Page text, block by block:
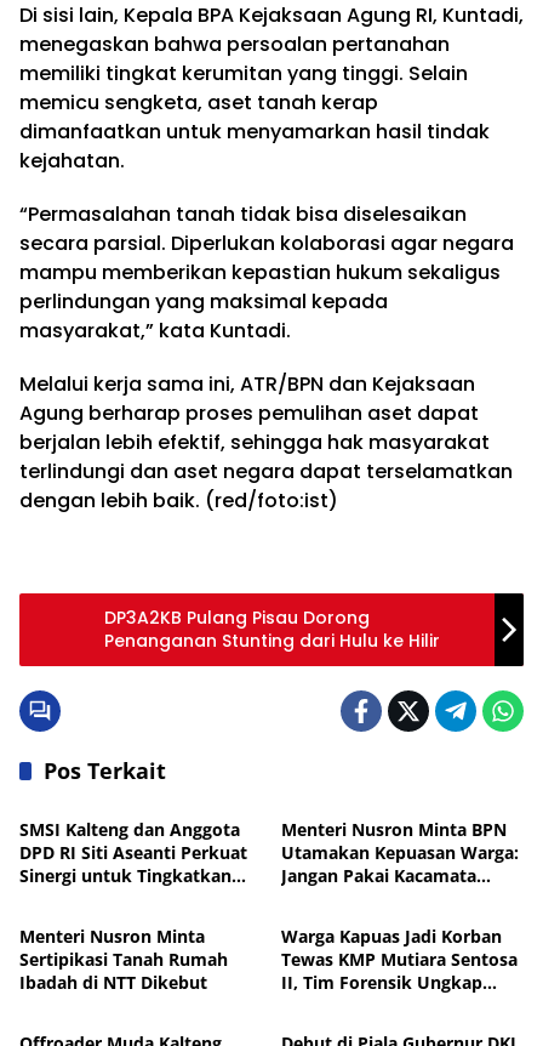
Di sisi lain, Kepala BPA Kejaksaan Agung RI, Kuntadi,
menegaskan bahwa persoalan pertanahan
memiliki tingkat kerumitan yang tinggi. Selain
memicu sengketa, aset tanah kerap
dimanfaatkan untuk menyamarkan hasil tindak
kejahatan.
“Permasalahan tanah tidak bisa diselesaikan
secara parsial. Diperlukan kolaborasi agar negara
mampu memberikan kepastian hukum sekaligus
perlindungan yang maksimal kepada
masyarakat,” kata Kuntadi.
Melalui kerja sama ini, ATR/BPN dan Kejaksaan
Agung berharap proses pemulihan aset dapat
berjalan lebih efektif, sehingga hak masyarakat
terlindungi dan aset negara dapat terselamatkan
dengan lebih baik. (red/foto:ist)
DP3A2KB Pulang Pisau Dorong
Penanganan Stunting dari Hulu ke Hilir
Pos Terkait
Nasional
SMSI Kalteng dan Anggota
DPD RI Siti Aseanti Perkuat
Sinergi untuk Tingkatkan
Menteri Nusron Minta BPN
Utamakan Kepuasan Warga:
Jangan Pakai Kacamata
Nasional
Menteri Nusron Minta
Sertipikasi Tanah Rumah
Ibadah di NTT Dikebut
Nasional
Warga Kapuas Jadi Korban
Tewas KMP Mutiara Sentosa
II, Tim Forensik Ungkap
Nasional Nasional